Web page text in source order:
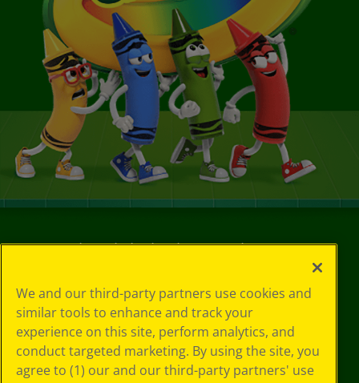
©2026Crayola® Todos los derechos reservados.
de privacidad
Política de
privacidad
Términos de SMS
GDPR
We and our third-party partners use cookies and
similar tools to enhance and track your
experience on this site, perform analytics, and
conduct targeted marketing. By using the site, you
agree to (1) our and our third-party partners' use